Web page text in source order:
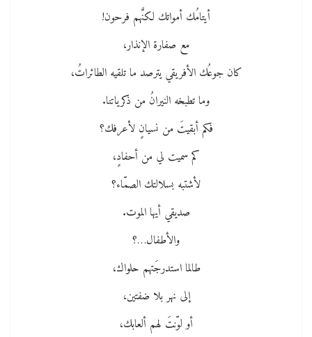
أيتامُك أمواتك لكنَّهم فرحون!
مع صفارة الإنذار،
كان جوعُك الأفريقي يترصد ما تلقيه الطائراتُ،
وما تطبخه النيرانُ من ذكرياتنا.
فكم أبقيتَ من نسيانٍ لأعرفك؟
كم سميت لي من أحفادٍ،
لأشتبه بسلالتك الصمّاء؟
صديقي أيها الموت.
والأطفال…؟
طالما استدرجَتهم حلواك،
إلى نهر بلا ضفتين،
أو لوّنتَ لهم ألعابك،